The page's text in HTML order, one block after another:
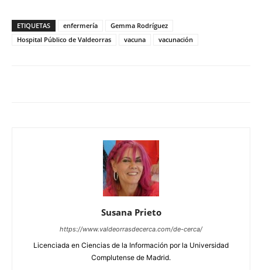
ETIQUETAS enfermería
Gemma Rodríguez
Hospital Público de Valdeorras
vacuna vacunación
Susana Prieto
https://www.valdeorrasdecerca.com/de-cerca/
Licenciada en Ciencias de la Información por la Universidad
Complutense de Madrid.